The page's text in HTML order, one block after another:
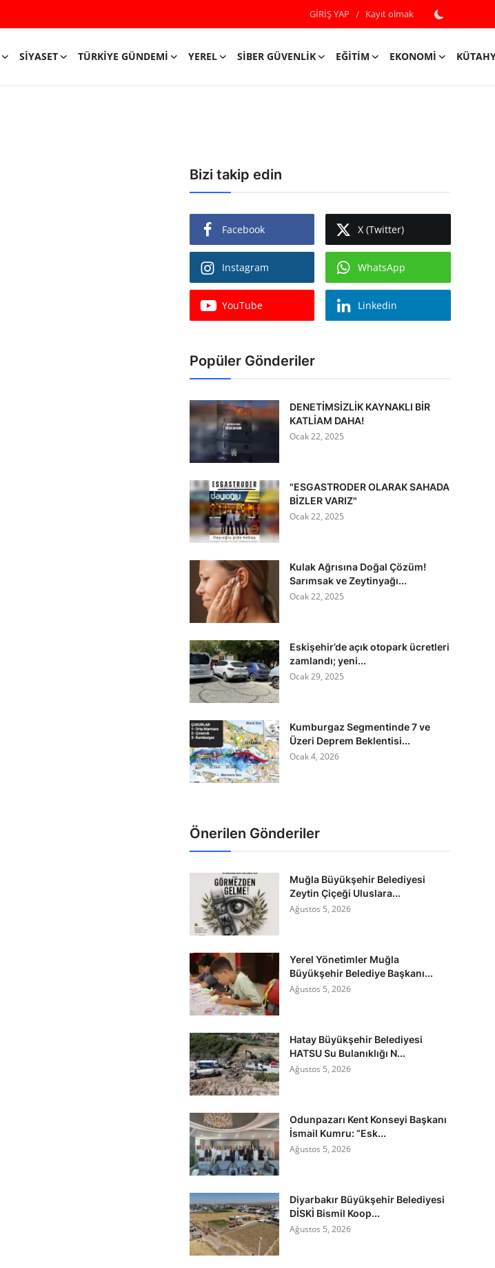
GİRİŞ YAP / Kayıt olmak
SIYASET TÜRKIYE GÜNDEMI YEREL SIBER GÜVENLIK EĞITIM EKONOMI
Bizi takip edin
Facebook X (Twitter)
Instagram WhatsApp
YouTube Linkedin
Popüler Gönderiler
DENETİMSİZLİK KAYNAKLI BİR
KATLİAM DAHA!
Ocak 22, 2025
"ESGASTRODER OLARAK SAHADA
BİZLER VARIZ"
Ocak 22, 2025
Kulak Ağrısına Doğal Çözüm!
Sarımsak ve Zeytinyağı...
Ocak 22, 2025
Eskişehir’de açık otopark ücretleri
zamlandı; yeni...
Ocak 29, 2025
Kumburgaz Segmentinde 7 ve
Üzeri Deprem Beklentisi...
Ocak 4, 2026
Önerilen Gönderiler
Muğla Büyükşehir Belediyesi
Zeytin Çiçeği Uluslara...
Ağustos 5, 2026
Yerel Yönetimler Muğla
Büyükşehir Belediye Başkanı...
Ağustos 5, 2026
Hatay Büyükşehir Belediyesi
HATSU Su Bulanıklığı N...
Ağustos 5, 2026
Odunpazarı Kent Konseyi Başkanı
İsmail Kumru: “Esk...
Ağustos 5, 2026
Diyarbakır Büyükşehir Belediyesi
DİSKİ Bismil Koop...
Ağustos 5, 2026